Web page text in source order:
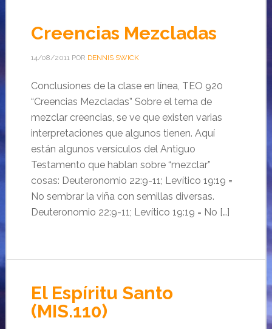
Creencias Mezcladas
14/08/2011POR DENNIS SWICK
Conclusiones de la clase en línea, TEO 920
“Creencias Mezcladas” Sobre el tema de
mezclar creencias, se ve que existen varias
interpretaciones que algunos tienen. Aquí
están algunos versículos del Antiguo
Testamento que hablan sobre “mezclar”
cosas: Deuteronomio 22:9-11; Levítico 19:19 =
No sembrar la viña con semillas diversas.
Deuteronomio 22:9-11; Levítico 19:19 = No […]
El Espíritu Santo
(MIS.110)